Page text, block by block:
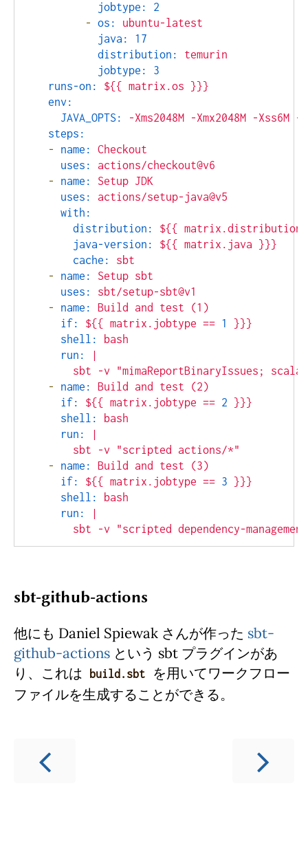
jobtype:
2
-
os:
ubuntu-latest
java:
17
distribution:
temurin
jobtype:
3
runs-on:
${{ matrix.os
}}}
env:
JAVA_OPTS:
-Xms2048M -Xmx2048M -Xss6M
-
steps:
-
name:
Checkout
uses:
actions/checkout@v6
-
name: Setup JDK
uses:
actions/setup-java@v5
with:
distribution:
${{ matrix.distribution
java-version:
${{ matrix.java
}}}
cache:
sbt
-
name: Setup sbt
uses:
sbt/setup-sbt@v1
-
name: Build and test
(1)
if:
${{ matrix.jobtype == 1
}}}
shell:
bash
run:
|
- name: Build and test
(2)
if:
${{ matrix.jobtype == 2
}}}
shell:
bash
run:
|
-
name: Build and test
(3)
if:
${{ matrix.jobtype == 3
}}}
shell:
bash
run:
|
sbt-github-actions
他にも Daniel Spiewak さんが作った sbt-
github-actions という sbt プラグインがあ
り、これは
build.sbt
を用いてワークフロー
ファイルを生成することができる。